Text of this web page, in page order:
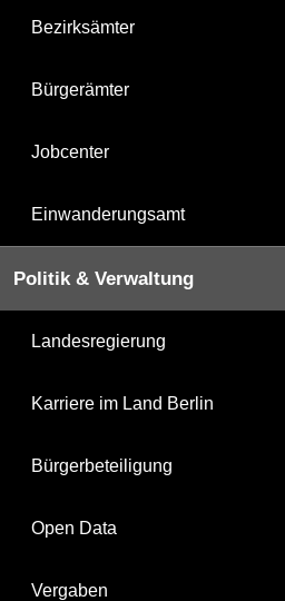
Bezirksämter
Bürgerämter
Jobcenter
Einwanderungsamt
Politik & Verwaltung
Landesregierung
Karriere im Land Berlin
Bürgerbeteiligung
Open Data
Vergaben